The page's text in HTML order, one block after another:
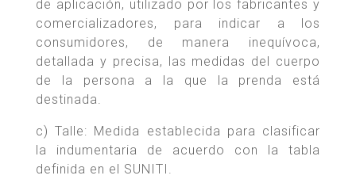
de aplicación, utilizado por los fabricantes y
comercializadores, para indicar a los
consumidores, de manera inequívoca,
detallada y precisa, las medidas del cuerpo
de la persona a la que la prenda está
destinada.
c) Talle: Medida establecida para clasificar
la indumentaria de acuerdo con la tabla
definida en el SUNITI.